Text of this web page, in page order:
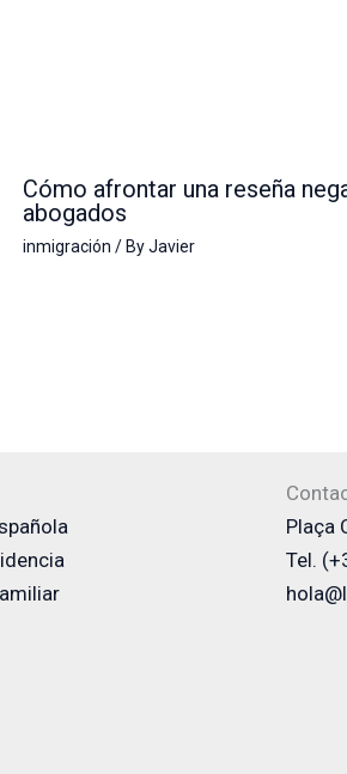
Cómo afrontar una reseña
abogados
inmigración / ByJavier
Plaça
Tel.